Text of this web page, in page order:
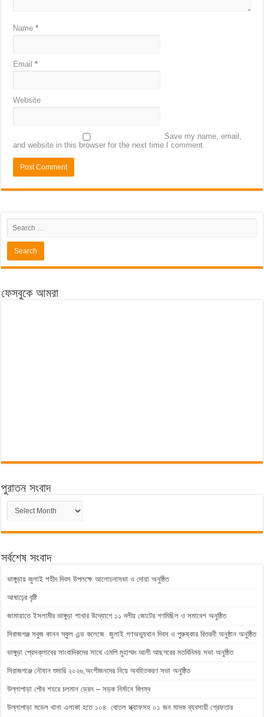
Name*
Email*
Website
Save my name, email,
and website in this browser for the next time I comment.
ফেসবুকে আমরা
পুরাতন সংবাদ
পুরাতন
সংবাদ
সর্বশেষ সংবাদ
ভাঙ্গুড়ায় জুলাই শহীদ দিবস উপলক্ষে আলোচনাসভা ও দোয়া অনুষ্ঠিত
আষাঢ়ের বৃষ্টি
জামায়াতে ইসলামীর ভাঙ্গুড়া শাখার উদ্যোগে ১১ দলীয় জোটের গণমিছিল ও সমাবেশ অনুষ্ঠিত
সিরাজগঞ্জ সবুজ কানন স্কুল এন্ড কলেজে জুলাই গণঅভ্যুথান দিবস ও পুরুষ্কার বিতরনী অনুষ্ঠান অনুষ্ঠিত
ভাঙ্গুড়া প্রেসক্লাবের সাংবাদিকদের সাথে এমপি মুহাম্মদ আলী আছগরের মতবিনিময় সভা অনুষ্ঠিত
সিরাজগঞ্জে নৌযান শুমারি ২০২৬,অংশীজনদের নিয়ে অবহিতকরণ সভা অনুষ্ঠিত
উল্লাপাড়া পৌর শহরে চলমান ড্রেন – সড়ক নির্মানে বিলম্ব
উল্লাপাড়া মডেল থানা এলাকা হতে ১০৪ বোতল স্ক্যাফসহ ০১ জন মাদক ব্যবসায়ী গ্রেফতার